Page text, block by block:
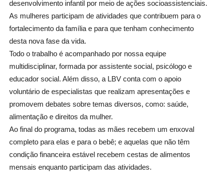
desenvolvimento infantil por meio de ações socioassistenciais.
As mulheres participam de atividades que contribuem para o
fortalecimento da família e para que tenham conhecimento
desta nova fase da vida.
Todo o trabalho é acompanhado por nossa equipe
multidisciplinar, formada por assistente social, psicólogo e
educador social. Além disso, a LBV conta com o apoio
voluntário de especialistas que realizam apresentações e
promovem debates sobre temas diversos, como: saúde,
alimentação e direitos da mulher.
Ao final do programa, todas as mães recebem um enxoval
completo para elas e para o bebê; e aquelas que não têm
condição financeira estável recebem cestas de alimentos
mensais enquanto participam das atividades.